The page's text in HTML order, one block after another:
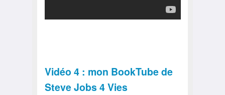
Vidéo 4 : mon BookTube de
Steve Jobs 4 Vies